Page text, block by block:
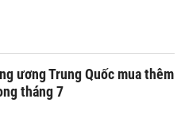
ương Trung Quốc mua thêm
tháng 7